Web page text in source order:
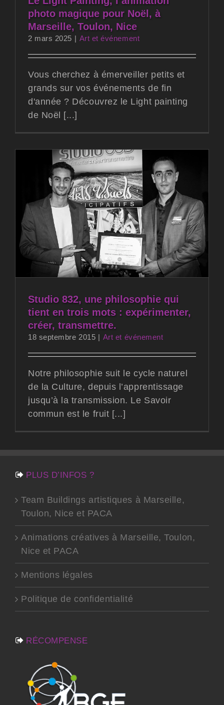
photo magique pour Noël, à
Marseille, Toulon, Nice
2 mars 2025 | Art et événement
Vous cherchez à émerveiller petits et
grands sur vos événements de fin
d'année ? Découvrez le Light painting
de Noël [...]
Studio 832, une philosophie qui
tient en trois mots : expérimenter,
créer, transmettre.
18 septembre 2015 | Art et événement
Notre philosophie suit le cycle naturel
de la Culture, depuis l’apprentissage
jusqu’à la transmission. Le Savoir
commun est le fruit [...]
PLUS D’INFOS ?
Team Buildings artistiques à Marseille,
Toulon, Nice et PACA
Animations créatives à Marseille, Toulon,
Nice et PACA
Mentions légales
Politique de confidentialité
RÉCOMPENSE